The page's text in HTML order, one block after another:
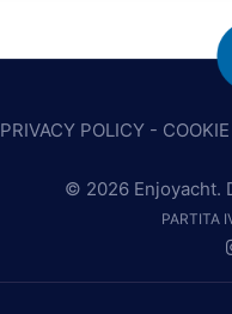
PRIVACY POLICY-
© 2026 Enjoyacht.
PARTITA